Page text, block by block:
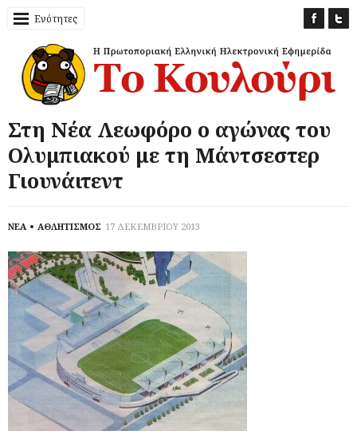
Ενότητες
Στη Νέα Λεωφόρο ο αγώνας του
Ολυμπιακού με τη Μάντσεστερ
Γιουνάιτεντ
ΝΕΑ ΑΘΛΗΤΙΣΜΟΣ 17 ΔΕΚΕΜΒΡΙΟΥ 2013